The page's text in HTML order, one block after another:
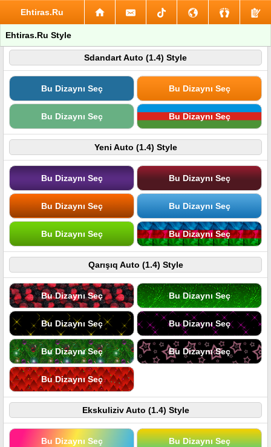
Ehtiras.Ru
Ehtiras.Ru Style
Sdandart Auto (1.4) Style
Bu Dizaynı Seç Bu Dizaynı Seç
Bu Dizaynı Seç Bu Dizaynı Seç
Yeni Auto (1.4) Style
Bu Dizaynı Seç Bu Dizaynı Seç
Bu Dizaynı Seç Bu Dizaynı Seç
Bu Dizaynı Seç Bu Dizaynı Seç
Qarışıq Auto (1.4) Style
Bu Dizaynı Seç Bu Dizaynı Seç
Bu Dizaynı Seç Bu Dizaynı Seç
Bu Dizaynı Seç Bu Dizaynı Seç
Bu Dizaynı Seç
Ekskuliziv Auto (1.4) Style
Bu Dizaynı Seç Bu Dizaynı Seç